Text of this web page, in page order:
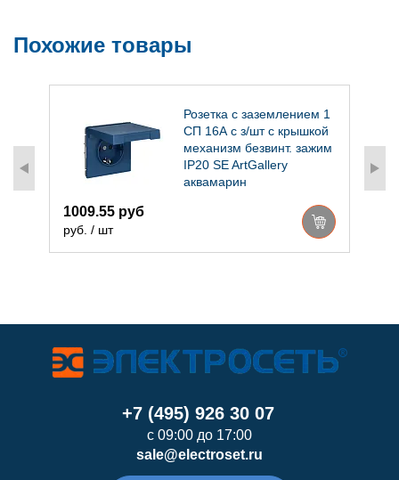
Похожие товары
Розетка с заземлением 1
СП 16А с з/шт с крышкой
механизм безвинт. зажим
IP20 SE ArtGallery
аквамарин
1009.55 руб
руб. / шт
+7 (495) 926 30 07
с 09:00 до 17:00
sale@electroset.ru